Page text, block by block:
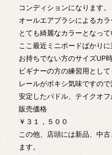
コンディションになります。
オールエアブラシによるカ
とても綺麗なカラーとなって
ここ最近ミニボードばかり
お持ちでない方のサイズUP時
ビギナーの方の練習用とし
レールがボキシ気味ですの
安定したパドル、テイクオフ
販売価格
￥３１，５００
この他、店頭には新品、中
ます。